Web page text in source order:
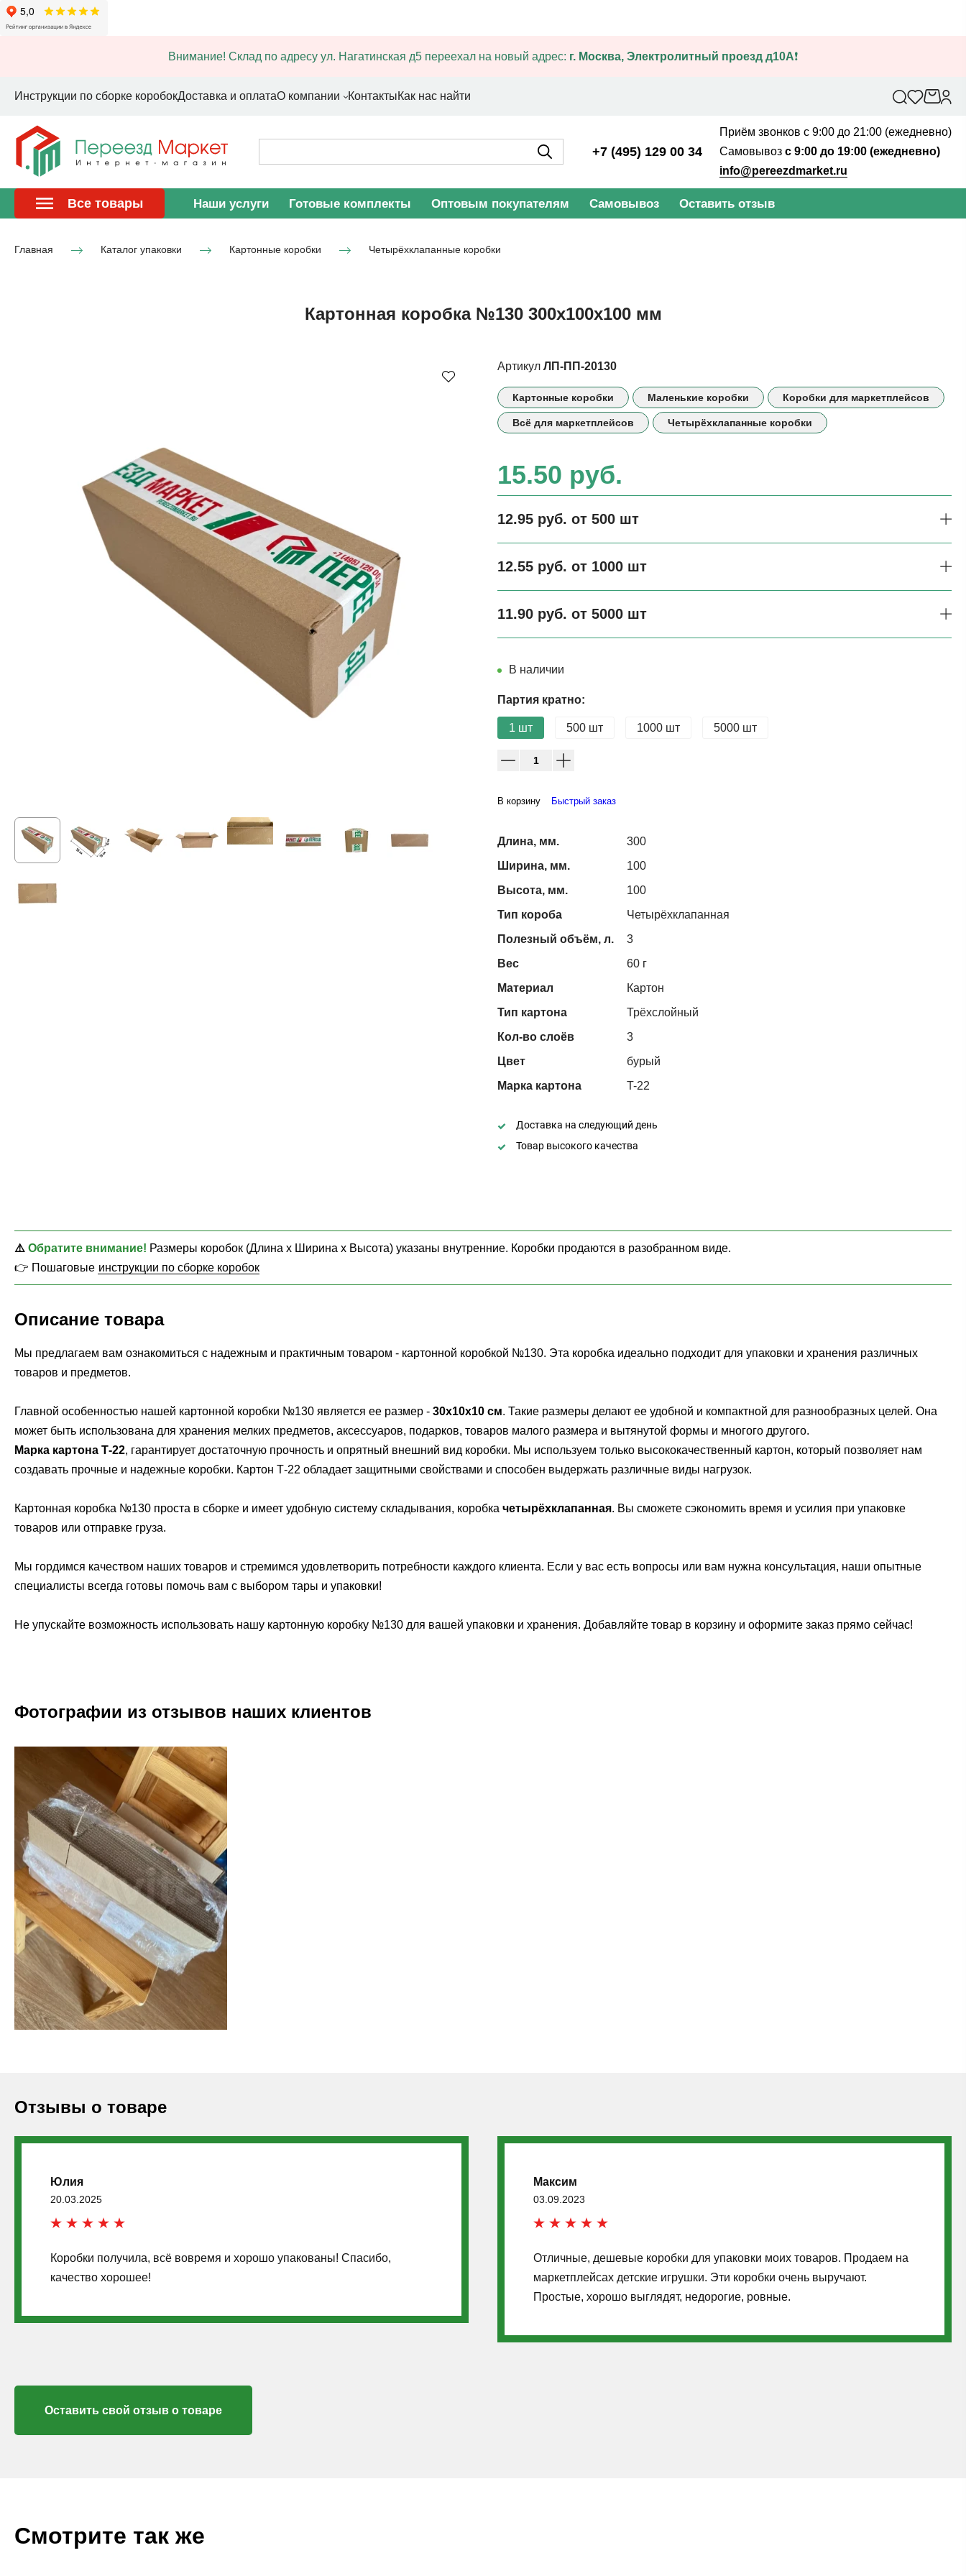
Внимание! Склад по адресу ул. Нагатинская д5 переехал на новый адрес: г. Москва, Электролитный проезд д10А❗
Инструкции по сборке коробокДоставка и оплатаО компании КонтактыКак нас найти
+7 (495) 129 00 34
Приём звонков с 9:00 до 21:00 (ежедневно)
Самовывоз с 9:00 до 19:00 (ежедневно)
info@pereezdmarket.ru
Все товары Наши услуги Готовые комплекты Оптовым покупателям Самовывоз Оставить отзыв
Главная Каталог упаковки Картонные коробки Четырёхклапанные коробки
Картонная коробка №130 300х100х100 мм
Артикул ЛП-ПП-20130
Картонные коробки Маленькие коробки Коробки для маркетплейсов
Всё для маркетплейсов Четырёхклапанные коробки
15.50 руб.
12.95 руб. от 500 шт
12.55 руб. от 1000 шт
11.90 руб. от 5000 шт
В наличии
Партия кратно:
1 шт 500 шт 1000 шт 5000 шт
В корзину Быстрый заказ
Длина, мм.
300
Ширина, мм.
100
Высота, мм.
100
Тип короба
Четырёхклапанная
Полезный объём, л.
3
Вес
60 г
Материал
Картон
Тип картона
Трёхслойный
Кол-во слоёв
3
Цвет
бурый
Марка картона
T-22
Доставка на следующий день
Товар высокого качества
⚠️ Обратите внимание! Размеры коробок (Длина х Ширина х Высота) указаны внутренние. Коробки продаются в разобранном виде.
👉 Пошаговые инструкции по сборке коробок
Описание товара
Мы предлагаем вам ознакомиться с надежным и практичным товаром - картонной коробкой №130. Эта коробка идеально подходит для упаковки и хранения различных
товаров и предметов.
Главной особенностью нашей картонной коробки №130 является ее размер - 30х10х10 см. Такие размеры делают ее удобной и компактной для разнообразных целей. Она
может быть использована для хранения мелких предметов, аксессуаров, подарков, товаров малого размера и вытянутой формы и многого другого.
Марка картона Т-22, гарантирует достаточную прочность и опрятный внешний вид коробки. Мы используем только высококачественный картон, который позволяет нам
создавать прочные и надежные коробки. Картон Т-22 обладает защитными свойствами и способен выдержать различные виды нагрузок.
Картонная коробка №130 проста в сборке и имеет удобную систему складывания, коробка четырёхклапанная. Вы сможете сэкономить время и усилия при упаковке
товаров или отправке груза.
Мы гордимся качеством наших товаров и стремимся удовлетворить потребности каждого клиента. Если у вас есть вопросы или вам нужна консультация, наши опытные
специалисты всегда готовы помочь вам с выбором тары и упаковки!
Не упускайте возможность использовать нашу картонную коробку №130 для вашей упаковки и хранения. Добавляйте товар в корзину и оформите заказ прямо сейчас!
Фотографии из отзывов наших клиентов
Отзывы о товаре
Юлия
20.03.2025
Коробки получила, всё вовремя и хорошо упакованы! Спасибо,
качество хорошее!
Максим
03.09.2023
Отличные, дешевые коробки для упаковки моих товаров. Продаем на
маркетплейсах детские игрушки. Эти коробки очень выручают.
Простые, хорошо выглядят, недорогие, ровные.
Оставить свой отзыв о товаре
Смотрите так же